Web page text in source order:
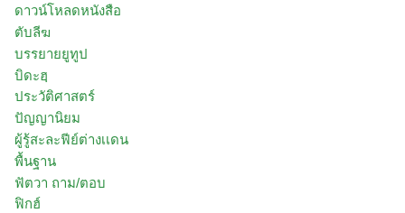
ดาวน์โหลดหนังสือ
ตับลีฆ
บรรยายยูทูป
บิดะฮฺ
ประวัติศาสตร์
ปัญญานิยม
ผู้รู้สะละฟีย์ต่างเเดน
พื้นฐาน
ฟัตวา ถาม/ตอบ
ฟิกฮ์